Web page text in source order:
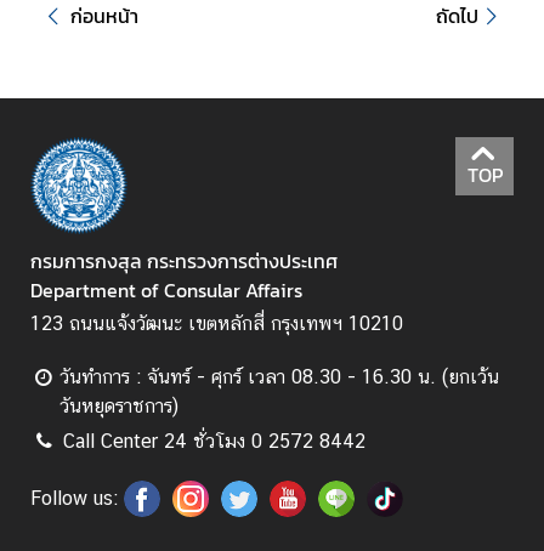
ร
ส่
ง
เ
ส
ริ
ม
ณ
ธ
ร
ม
ก่อนหน้า ถัดไป
TOP
กรมการกงสุล กระทรวงการต่างประเทศ
Department of Consular Affairs
123 ถนนแจ้งวัฒนะ เขตหลักสี่ กรุงเทพฯ 10210
วันทำการ : จันทร์ - ศุกร์ เวลา 08.30 - 16.30 น. (ยกเว้น
วันหยุดราชการ)
Call Center 24 ชั่วโมง 0 2572 8442
Follow us: